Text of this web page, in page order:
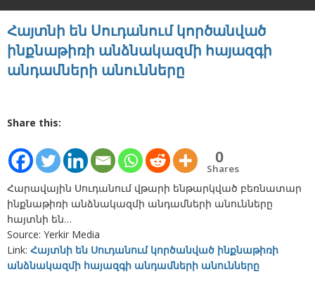
Հայտնի են Սուդանում կործանված
ինքնաթիռի անձնակազմի հայազգի
անդամների անունները
Share this:
0
Shares
Հարավային Սուդանում վթարի ենթարկված բեռնատար
ինքնաթիռի անձնակազմի անդամների անունները
հայտնի են…
Source: Yerkir Media
Link: Հայտնի են Սուդանում կործանված ինքնաթիռի
անձնակազմի հայազգի անդամների անունները